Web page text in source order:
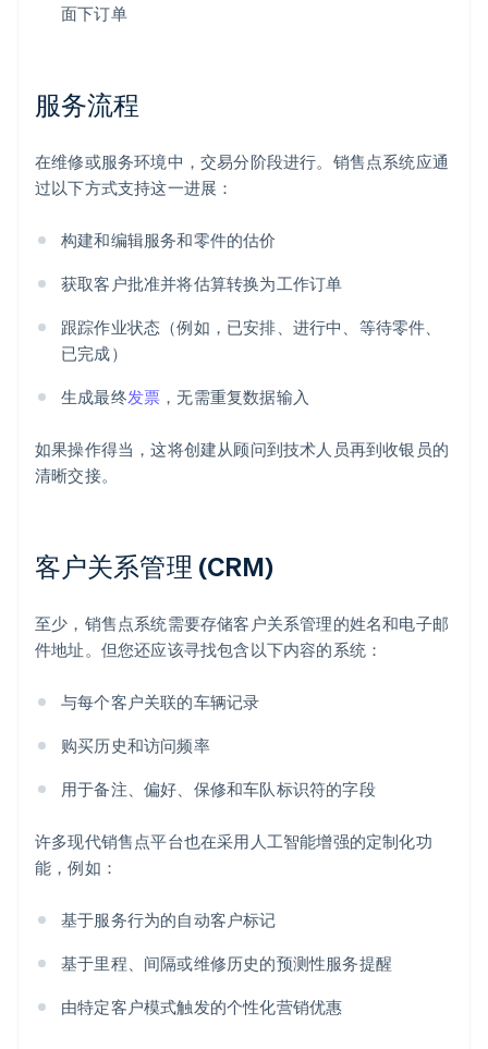
面下订单
服务流程
在维修或服务环境中，交易分阶段进行。销售点系统应通
过以下方式支持这一进展：
构建和编辑服务和零件的估价
获取客户批准并将估算转换为工作订单
跟踪作业状态（例如，已安排、进行中、等待零件、
已完成）
生成最终发票 ，无需重复数据输入
如果操作得当，这将创建从顾问到技术人员再到收银员的
清晰交接。
客户关系管理 (CRM)
至少，销售点系统需要存储客户关系管理的姓名和电子邮
件地址。但您还应该寻找包含以下内容的系统：
与每个客户关联的车辆记录
购买历史和访问频率
用于备注、偏好、保修和车队标识符的字段
许多现代销售点平台也在采用人工智能增强的定制化功
能，例如：
基于服务行为的自动客户标记
基于里程、间隔或维修历史的预测性服务提醒
由特定客户模式触发的个性化营销优惠